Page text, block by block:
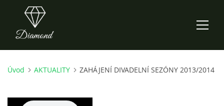
ÚVOD
AKTUALITY
Úvod AKTUALITY ZAHÁJENÍ DIVADELNÍ SEZÓNY 2013/2014